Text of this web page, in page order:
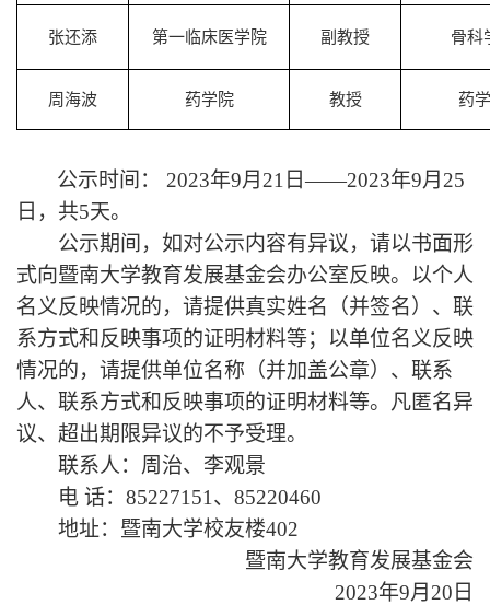
张还添 第一临床医学院 副教授 骨科
周海波 药学院 教授 药学
公示时间： 2023年9月 21 日——2023年9月 25
日，共5天。
公示期间，如对公示内容有异议，请以书面形
式向暨南大学教育发展基金会办公室反映。以个人
名义反映情况的，请提供真实姓名（并签名）、联
系方式和反映事项的证明材料等；以单位名义反映
情况的，请提供单位名称（并加盖公章）、联系
人、联系方式和反映事项的证明材料等。凡匿名异
议、超出期限异议的不予受理。
联系人：周治、 李观景
电 话： 85227151 、 85220460
地址：暨南大学校友楼402
暨南大学教育发展基金会
2023年9月 20 日